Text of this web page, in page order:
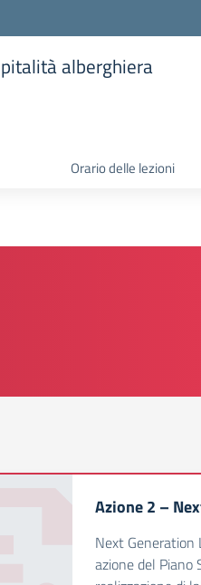
alberghiera
Orario delle lezioni
Azione 2 –
Next Generation
azione del Piano